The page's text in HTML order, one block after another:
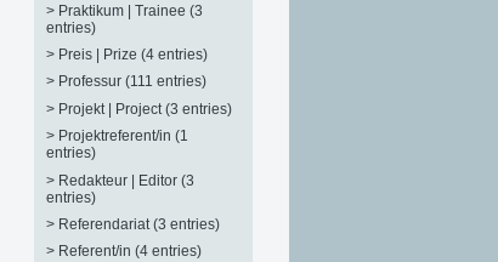
> Praktikum | Trainee (3
entries)
> Preis | Prize (4 entries)
> Professur (111 entries)
> Projekt | Project (3 entries)
> Projektreferent/in (1
entries)
> Redakteur | Editor (3
entries)
> Referendariat (3 entries)
> Referent/in (4 entries)